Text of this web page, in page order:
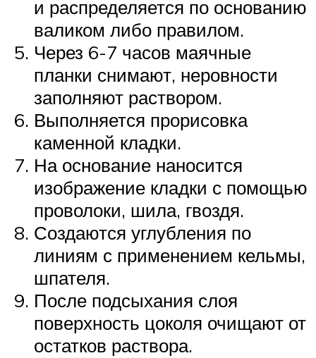
и распределяется по основанию
валиком либо правилом.
Через 6-7 часов маячные
планки снимают, неровности
заполняют раствором.
Выполняется прорисовка
каменной кладки.
На основание наносится
изображение кладки с помощью
проволоки, шила, гвоздя.
Создаются углубления по
линиям с применением кельмы,
шпателя.
После подсыхания слоя
поверхность цоколя очищают от
остатков раствора.